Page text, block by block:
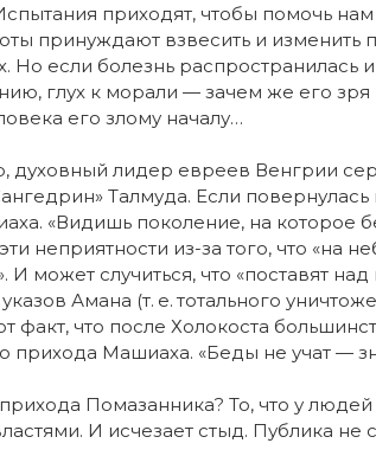
при­хо­дят, что­бы по­мочь нам
при­нуж­да­ют взве­сить и из­ме­нить
Но ес­ли бо­лезнь рас­прос­т­ра­ни­лась
глух к мо­ра­ли — за­чем же его зря
его зло­му на­ча­лу…
ду­хов­ный ли­дер ев­ре­ев Вен­г­рии
Тал­му­да. Если
«Ви­дишь по­ко­ле­ние, на
не­при­ят­нос­ти из-за то­го, что «на
мо­жет слу­чить­ся, что «по­ста­вят
Ама­на (т. е. то­таль­но­го
факт, что по­сле Хо­ло­кос­та
при­хо­да Ма­ши­а­ха. «Бе­ды не учат —
По­ма­зан­ни­ка? То, что у
И ис­че­за­ет стыд. Пуб­ли­ка не